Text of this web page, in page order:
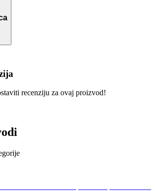
recenziju za ovaj proizvod!